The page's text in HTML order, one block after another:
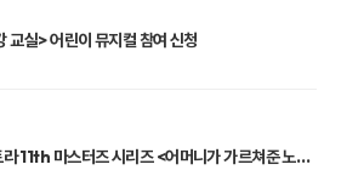
교실> 어린이 뮤지컬 참여 신청
[마감] 하트하트오케스트라 11th 마스터즈 시리즈 <어머니가 가르쳐준 노래> 공연신청 안내